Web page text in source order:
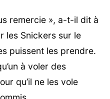
remercie », a-t-il dit à
les Snickers sur le
puissent les prendre.
à voler des
qu’il ne les vole